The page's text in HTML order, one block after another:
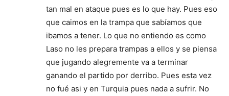
tan mal en ataque pues es lo que hay. Pues eso
que caimos en la trampa que sabíamos que
ibamos a tener. Lo que no entiendo es como
Laso no les prepara trampas a ellos y se piensa
que jugando alegremente va a terminar
ganando el partido por derribo. Pues esta vez
no fué asi y en Turquia pues nada a sufrir. No